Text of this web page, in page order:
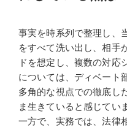
事実を時系列で整理し、
をすべて洗い出し、相手
ドを想定し、複数の対応
については、ディベート
多角的な視点での徹底し
ま生きていると感じてい
一方で、実務では、法律